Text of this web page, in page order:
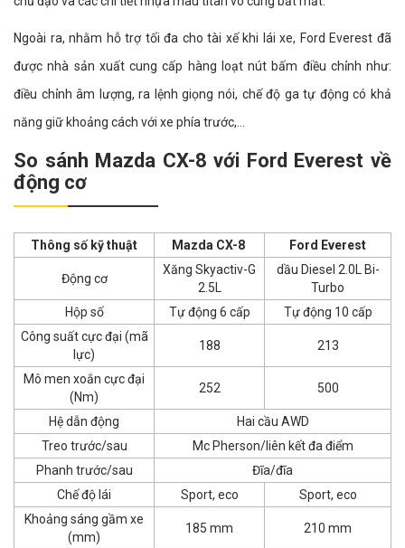
Ngoài ra, nhằm hỗ trợ tối đa cho tài xế khi lái xe, Ford Everest đã
được nhà sản xuất cung cấp hàng loạt nút bấm điều chỉnh như:
điều chỉnh âm lượng, ra lệnh giọng nói, chế độ ga tự động có khả
năng giữ khoảng cách với xe phía trước,...
So sánh Mazda CX-8 với Ford Everest về
động cơ
Thông số kỹ thuật Mazda CX-8 Ford Everest
Động cơ
Xăng Skyactiv-G
2.5L
dầu Diesel 2.0L Bi-
Turbo
Hộp số
Tự động 6 cấp
Tự động 10 cấp
Công suất cực đại (mã
lực)
188 213
Mô men xoắn cực đại
(Nm)
252 500
Hệ dẫn động
Hai cầu AWD
Treo trước/sau
Mc Pherson/liên kết đa điểm
Phanh trước/sau
Đĩa/đĩa
Chế độ lái
Sport, eco
Sport, eco
Khoảng sáng gầm xe
(mm)
185 mm 210 mm